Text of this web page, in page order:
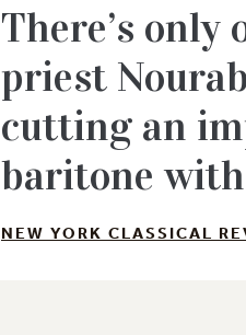
There’s
priest
cutting an
baritone
NEW YORK CLASSICAL